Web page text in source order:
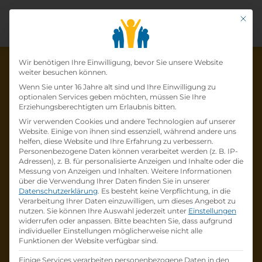
Die Lehrstelle wurde schon
besetzt!
Die LehrstelleBürokaufmann (m/w/d) - Lehre
beiVERKEHRSBUERO TRAVEL - Eurotoursist
schon besetzt.
Firmenprofil besuchen
Andere Lehrstelle suchen
Mit
Datenschutz-
Wir benötigen Ihre Einwilligung, bevor Sie unsere Website
weiter besuchen können.
Wenn Sie unter 16 Jahre alt sind und Ihre Einwilligung zu
optionalen Services geben möchten, müssen Sie Ihre
Erziehungsberechtigten um Erlaubnis bitten.
Wir verwenden Cookies und andere Technologien auf unserer
Website. Einige von ihnen sind essenziell, während andere uns
helfen, diese Website und Ihre Erfahrung zu verbessern.
Personenbezogene Daten können verarbeitet werden (z. B. IP-
Adressen), z. B. für personalisierte Anzeigen und Inhalte oder die
Messung von Anzeigen und Inhalten. Weitere Informationen
über die Verwendung Ihrer Daten finden Sie in unserer
Datenschutzerklärung. Es besteht keine Verpflichtung, in die
Verarbeitung Ihrer Daten einzuwilligen, um dieses Angebot zu
nutzen. Sie können Ihre Auswahl jederzeit unter Einstellungen
widerrufen oder anpassen. Bitte beachten Sie, dass aufgrund
individueller Einstellungen möglicherweise nicht alle
Funktionen der Website verfügbar sind.
Einige Services verarbeiten personenbezogene Daten in den